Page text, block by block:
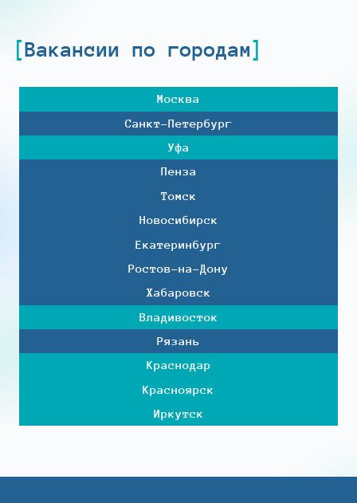
Вакансии по городам
Москва
Санкт-Петербург
Уфа
Пенза
Томск
Новосибирск
Екатеринбург
Ростов-на-Дону
Хабаровск
Владивосток
Рязань
Краснодар
Красноярск
Иркутск